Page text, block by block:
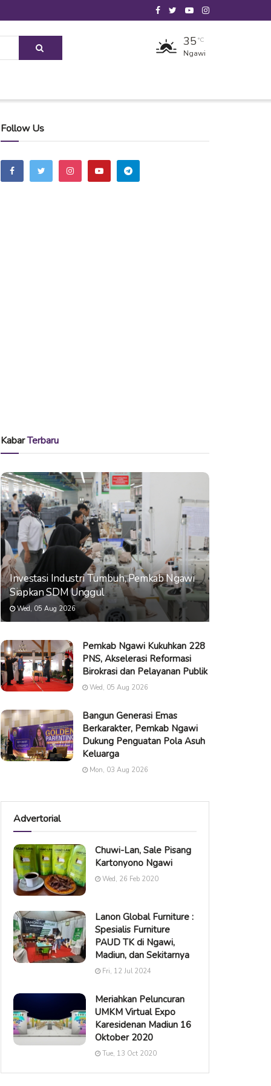
35 °C
Ngawi
Follow Us
KabarTerbaru
Investasi Industri Tumbuh, Pemkab Ngawi
Siapkan SDM Unggul
Wed, 05 Aug 2026
Pemkab Ngawi Kukuhkan 228
PNS, Akselerasi Reformasi
Birokrasi dan Pelayanan Publik
Wed, 05 Aug 2026
Bangun Generasi Emas
Berkarakter, Pemkab Ngawi
Dukung Penguatan Pola Asuh
Keluarga
Mon, 03 Aug 2026
Advertorial
Chuwi-Lan, Sale Pisang
Kartonyono Ngawi
Wed, 26 Feb 2020
Lanon Global Furniture :
Spesialis Furniture
PAUD TK di Ngawi,
Madiun, dan Sekitarnya
Fri, 12 Jul 2024
Meriahkan Peluncuran
UMKM Virtual Expo
Karesidenan Madiun 16
Oktober 2020
Tue, 13 Oct 2020